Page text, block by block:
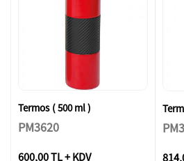
Termos ( 500 ml )
PM3620
600,00 TL + KDV